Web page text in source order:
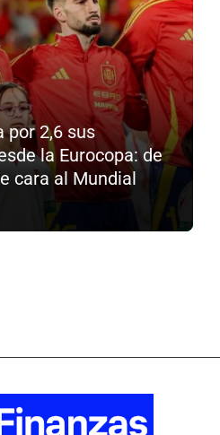
por 2,6 sus
la Eurocopa: de
cara al Mundial